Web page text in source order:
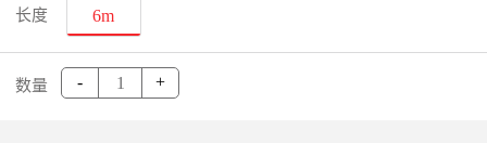
长度 6m
数量 - +